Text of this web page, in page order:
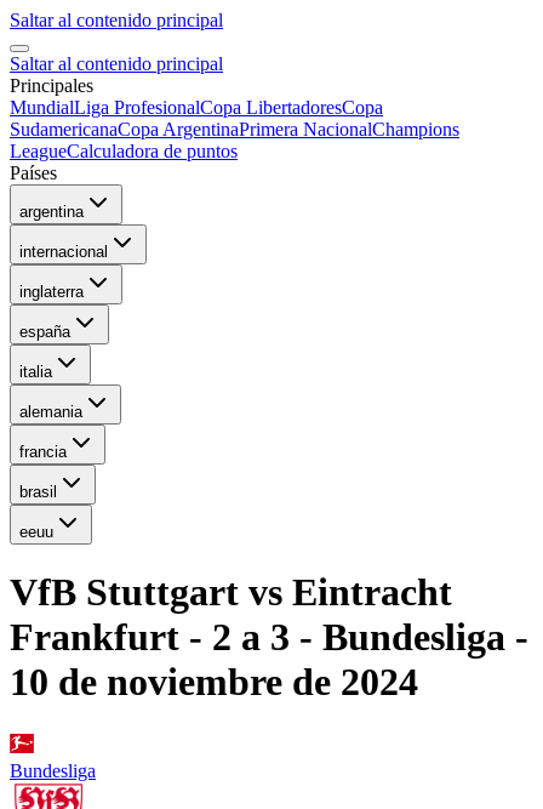
Saltar al contenido principal
Saltar al contenido principal
Principales
MundialLiga ProfesionalCopa LibertadoresCopa
SudamericanaCopa ArgentinaPrimera NacionalChampions
LeagueCalculadora de puntos
Países
argentina
internacional
inglaterra
españa
italia
alemania
francia
brasil
eeuu
VfB Stuttgart vs Eintracht
Frankfurt - 2 a 3 - Bundesliga -
10 de noviembre de 2024
Bundesliga